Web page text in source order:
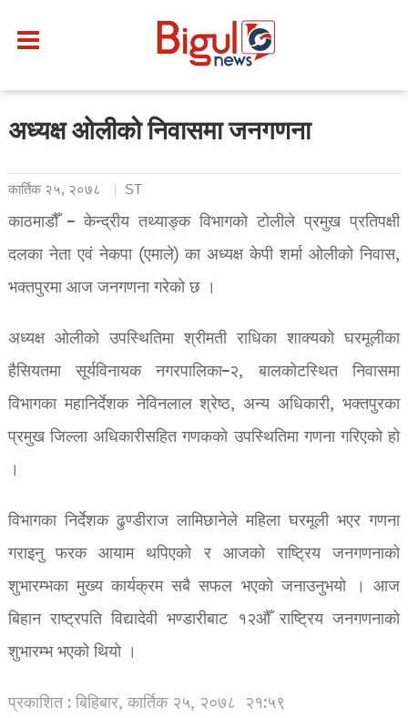
अध्यक्ष ओलीको निवासमा जनगणना
कार्तिक २५, २०७८ ST
काठमाडौँ – केन्द्रीय तथ्याङ्क विभागको टोलीले प्रमुख प्रतिपक्षी
दलका नेता एवं नेकपा (एमाले) का अध्यक्ष केपी शर्मा ओलीको निवास,
भक्तपुरमा आज जनगणना गरेको छ ।
अध्यक्ष ओलीको उपस्थितिमा श्रीमती राधिका शाक्यको घरमूलीका
हैसियतमा सूर्यविनायक नगरपालिका–२, बालकोटस्थित निवासमा
विभागका महानिर्देशक नेविनलाल श्रेष्ठ, अन्य अधिकारी, भक्तपुरका
प्रमुख जिल्ला अधिकारीसहित गणकको उपस्थितिमा गणना गरिएको हो
।
विभागका निर्देशक ढुण्डीराज लामिछानेले महिला घरमूली भएर गणना
गराइनु फरक आयाम थपिएको र आजको राष्ट्रिय जनगणनाको
शुभारम्भका मुख्य कार्यक्रम सबै सफल भएको जनाउनुभयो । आज
बिहान राष्ट्रपति विद्यादेवी भण्डारीबाट १२औँ राष्ट्रिय जनगणनाको
शुभारम्भ भएको थियो ।
प्रकाशित : बिहिबार, कार्तिक २५, २०७८ २१:५९